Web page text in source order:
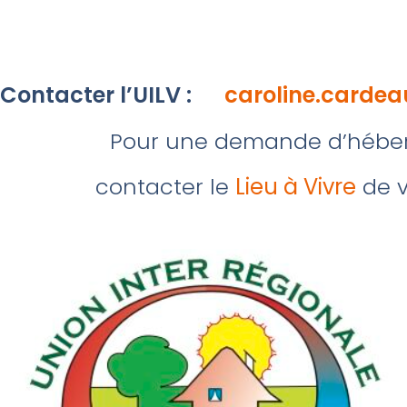
Contacter l’UILV :
Pour une demande
contacter le Lieu à Vivre de